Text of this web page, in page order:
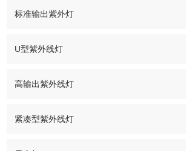
标准输出紫外灯
U型紫外线灯
高输出紫外线灯
紧凑型紫外线灯